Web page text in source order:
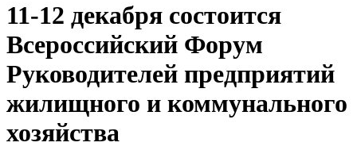
11-12 декабря состоится
Всероссийский Форум
Руководителей предприятий
жилищного и коммунального
хозяйства